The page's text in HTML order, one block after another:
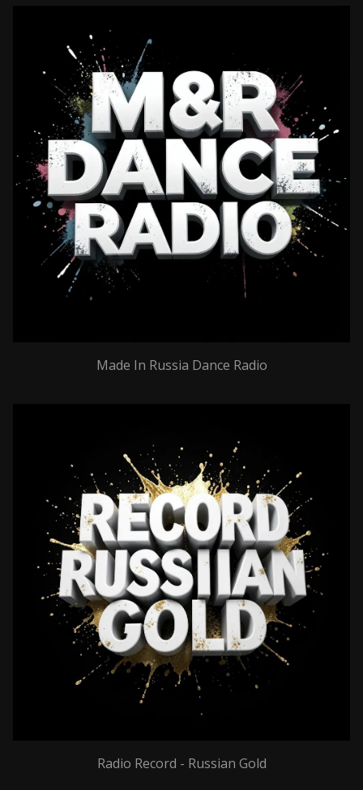
Made In Russia Dance Radio
Radio Record - Russian Gold